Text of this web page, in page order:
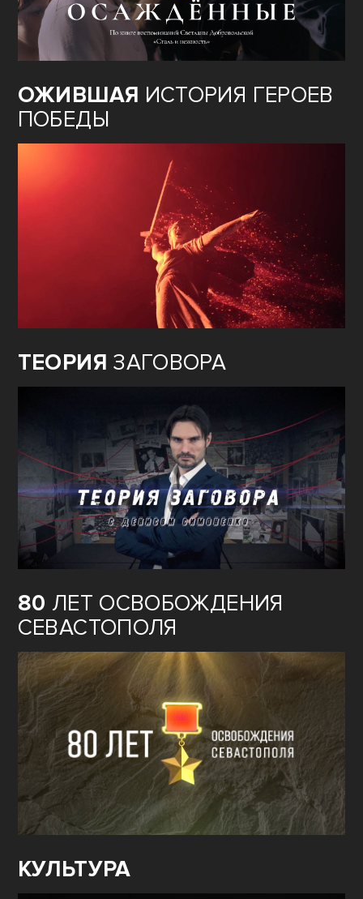
ОЖИВШАЯ ИСТОРИЯ ГЕРОЕВ
ПОБЕДЫ
ТЕОРИЯ ЗАГОВОРА
80 ЛЕТ ОСВОБОЖДЕНИЯ
СЕВАСТОПОЛЯ
КУЛЬТУРА